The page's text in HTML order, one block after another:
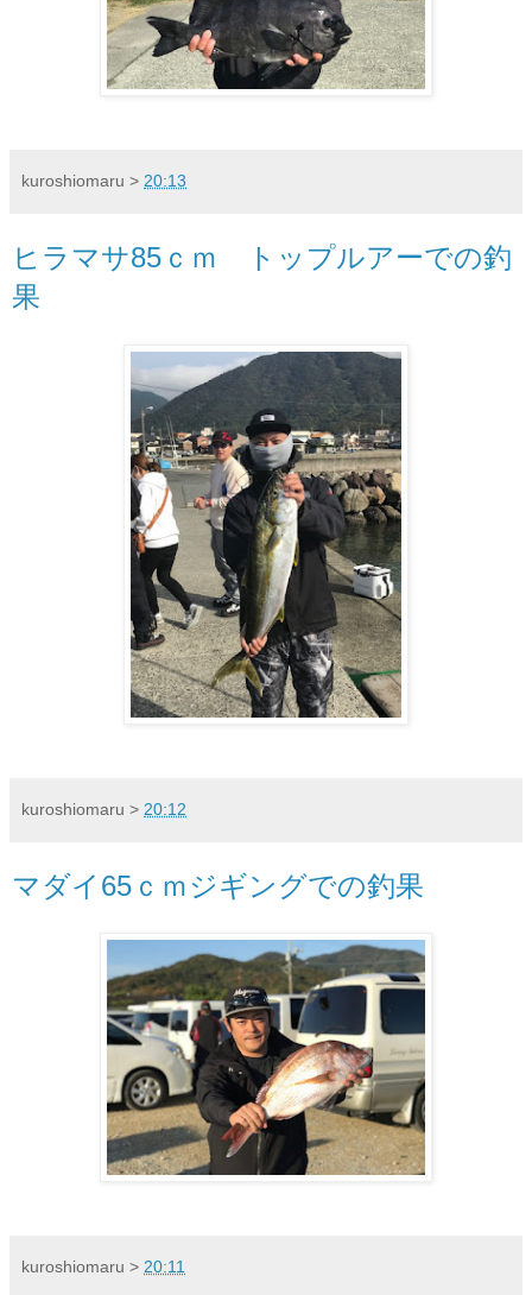
kuroshiomaru > 20:13
ヒラマサ85ｃｍ トップルアーでの釣
果
kuroshiomaru > 20:12
マダイ65ｃｍジギングでの釣果
kuroshiomaru > 20:11